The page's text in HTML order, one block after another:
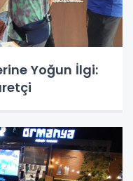
Yoğun İlgi: